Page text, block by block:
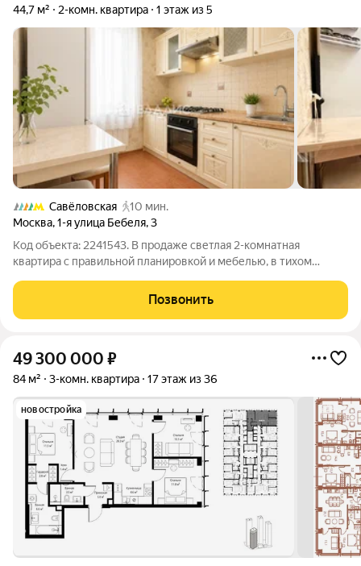
44,7 м² 2-комн. квартира 1 этаж из 5
Савёловская
10 мин.
Москва,1-я улица Бебеля,3
Код объекта: 2241543. В продаже светлая 2-комнатная
квартира с правильной планировкой и мебелью, в тихом
обработкой ИИ что бы наглядно было видно, как с минимум
затрат сделать из данной квартиры
Позвонить
49 300 000 ₽
84 м² 3-комн. квартира 17 этаж из 36
новостройка